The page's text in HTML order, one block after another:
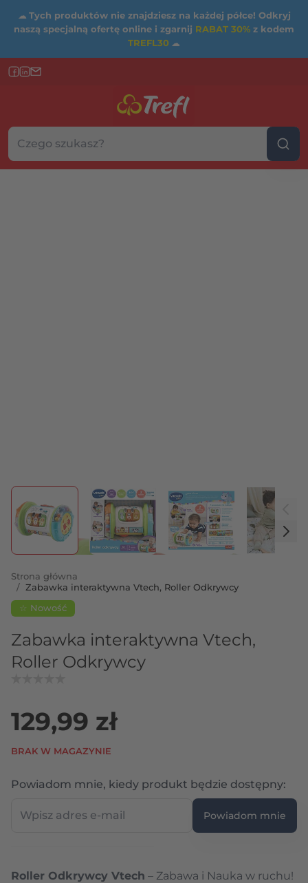
☁ Tych produktów nie znajdziesz na każdej półce! Odkryj
naszą specjalną ofertę online i zgarnij RABAT 30% z kodem
TREFL30 ☁
Szukaj w sklepie...
Wybierz kategorię
View larger imageView larger imageView larger image
Strona główna
/ Zabawka interaktywna Vtech, Roller Odkrywcy
☆ Nowość
Zabawka interaktywna Vtech,
Roller Odkrywcy
129,99 zł
BRAK W MAGAZYNIE
Powiadom mnie, kiedy produkt będzie dostępny:
Powiadom mnie
Roller Odkrywcy Vtech – Zabawa i Nauka w ruchu!